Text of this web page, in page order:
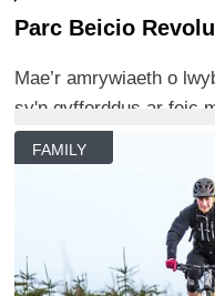
Parc Beicio
Mae’r amrywiaeth o
sy'n gyfforddus ar feic
FAMILY